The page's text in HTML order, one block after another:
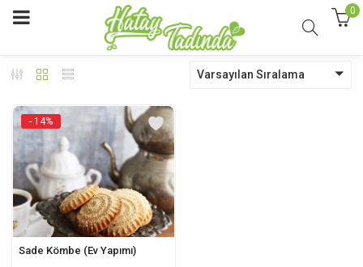
0
Varsayılan Sıralama
- 14%
Sade Kömbe (Ev Yapımı)